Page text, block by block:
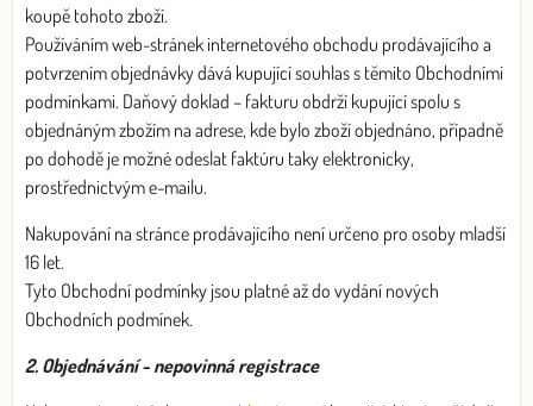
koupě tohoto zboží.
Používáním web-stránek internetového obchodu prodávajícího a
potvrzením objednávky dává kupující souhlas s těmito Obchodními
podmínkami. Daňový doklad – fakturu obdrží kupující spolu s
objednáným zbožím na adrese, kde bylo zboží objednáno, případně
po dohodě je možné odeslat faktúru taky elektronicky,
prostřednictvým e-mailu.
Nakupování na stránce prodávajícího není určeno pro osoby mladší
16 let.
Tyto Obchodní podmínky jsou platné až do vydání nových
Obchodních podmínek.
2. Objednávání - nepovinná registrace